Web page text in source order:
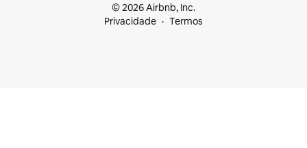
© 2026 Airbnb, Inc.
Privacidade
Termos